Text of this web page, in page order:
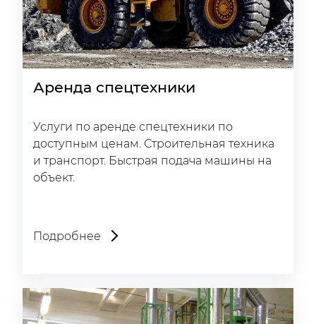
Аренда спецтехники
Услуги по аренде спецтехники по
доступным ценам. Строительная техника
и транспорт. Быстрая подача машины на
объект.
Подробнее